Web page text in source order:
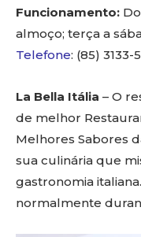
Funcionamento:
almoço; terça a
Telefone: (85)
La Bella Itália – O
de melhor
Melhores Sabores
sua culinária que
gastronomia
normalmente